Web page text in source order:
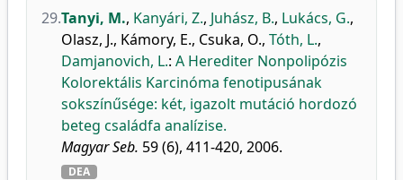
29.Tanyi, M., Kanyári, Z., Juhász, B., Lukács, G.,
Olasz, J., Kámory, E., Csuka, O., Tóth, L.,
Damjanovich, L.: A Herediter Nonpolipózis
Kolorektális Karcinóma fenotipusának
sokszínűsége: két, igazolt mutáció hordozó
beteg családfa analízise.
Magyar Seb. 59 (6), 411-420, 2006.
DEA